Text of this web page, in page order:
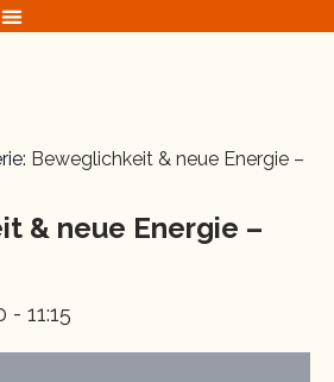
Beweglichkeit & neue Energie –
& neue Energie –
- 11:15